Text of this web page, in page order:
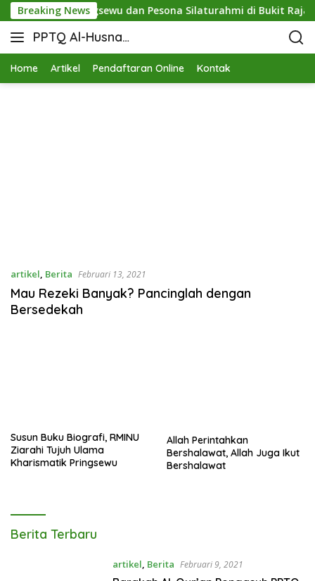
Breaking News
STIT Pringsewu dan Pesona Silaturahmi di Bukit Raja Wali
PPTQ Al-Husna
Bukit Raja Wali
Home Artikel Pendaftaran Online Kontak
artikel, Berita Februari 13, 2021
Mau Rezeki Banyak? Pancinglah dengan
Bersedekah
Susun Buku Biografi, RMINU
Ziarahi Tujuh Ulama
Kharismatik Pringsewu
Allah Perintahkan
Bershalawat, Allah Juga Ikut
Bershalawat
Berita Terbaru
artikel, Berita Februari 9, 2021